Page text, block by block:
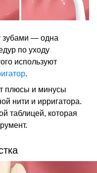
зубами — одна
по уходу
используют
.
плюсы и минусы
нити и ирригатора.
таблицей, которая